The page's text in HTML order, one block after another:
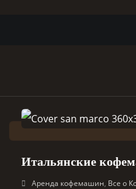
Итальянские
Аренда кофемашин, Все о